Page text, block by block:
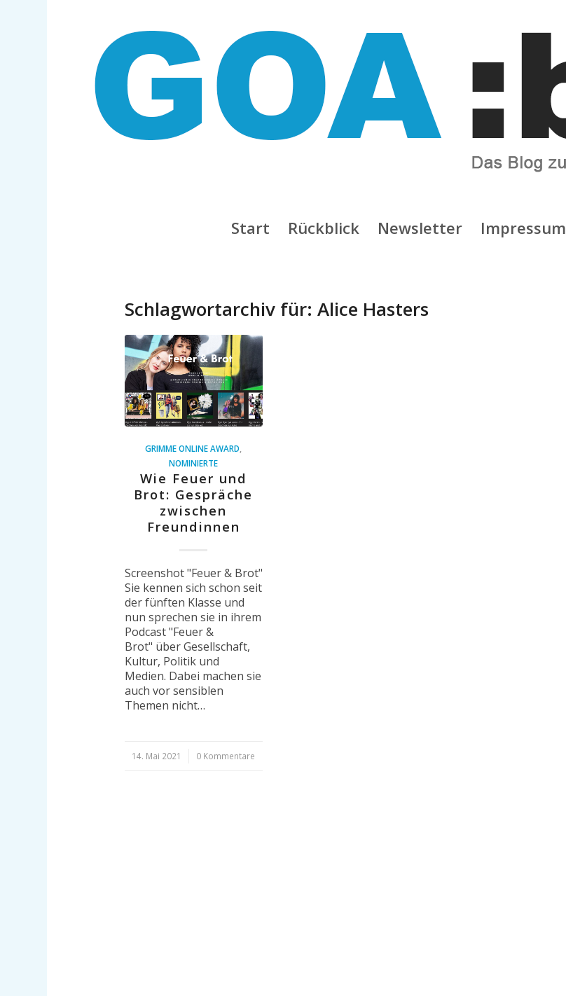
Start Rückblick Newsletter Impressum
Schlagwortarchiv für: Alice Hasters
GRIMME ONLINE AWARD,
NOMINIERTE
Wie Feuer und
Brot: Gespräche
zwischen
Freundinnen
Screenshot "Feuer & Brot"
Sie kennen sich schon seit
der fünften Klasse und
nun sprechen sie in ihrem
Podcast "Feuer &
Brot" über Gesellschaft,
Kultur, Politik und
Medien. Dabei machen sie
auch vor sensiblen
Themen nicht…
14. Mai 2021
/ 0 Kommentare